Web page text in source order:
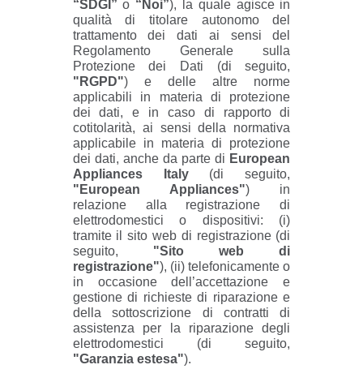
“SDGI” o “Noi”), la quale agisce in
qualità di titolare autonomo del
trattamento dei dati ai sensi del
Regolamento Generale sulla
Protezione dei Dati (di seguito,
"RGPD") e delle altre norme
applicabili in materia di protezione
dei dati, e in caso di rapporto di
cotitolarità, ai sensi della normativa
applicabile in materia di protezione
dei dati, anche da parte di European
Appliances Italy(di seguito,
"European Appliances") in
relazione alla registrazione di
elettrodomestici o dispositivi: (i)
tramite il sito web di registrazione (di
seguito, "Sito web di
registrazione"), (ii) telefonicamente o
in occasione dell’accettazione e
gestione di richieste di riparazione e
della sottoscrizione di contratti di
assistenza per la riparazione degli
elettrodomestici (di seguito,
"Garanzia estesa").